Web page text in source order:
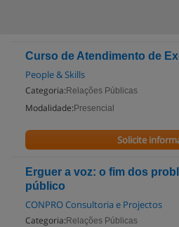
Curso de Atendimento de
People & Skills
Categoria: Relações Públicas
Modalidade: Presencial
Solicite
Erguer a voz: o fim dos
público
CONPRO Consultoria e Projectos
Categoria: Relações Públicas